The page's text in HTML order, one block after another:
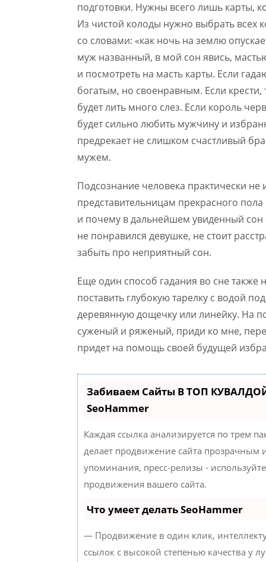
подготовки. Нужны всего лишь карты,
Из чистой колоды нужно выбрать всех
со словами: «как ночь на землю
муж названный, в мой сон явись,
и посмотреть на масть карты. Если
богатым, но своенравным. Если
будет лить много слез. Если король
будет сильно любить мужчину и
предрекает не слишком счастливый
мужем.
Подсознание человека практически
представительницам прекрасного
и почему в дальнейшем увиденный сон
не понравился девушке, не стоит
забыть про неприятный сон.
Еще один способ гадания во сне
поставить глубокую тарелку с водой
деревянную дощечку или линейку. На
суженый и ряженый, приди ко мне,
придет на помощь своей будущей
Забиваем Сайты В ТОП
SeoHammer
Каждая ссылка анализируется по трем
делает продвижение сайта прозрачным
упоминания, пресс-релизы -
продвижения вашего сайта.
Что умеет делать SeoHammer
— Продвижение в один клик,
ссылок с высокой степенью качества у